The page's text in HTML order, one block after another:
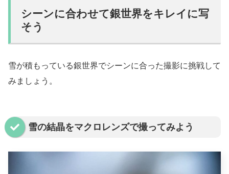
シーンに合わせて銀世界をキレイに写
そう
雪が積もっている銀世界でシーンに合った撮影に挑戦して
みましょう。
雪の結晶をマクロレンズで撮ってみよう